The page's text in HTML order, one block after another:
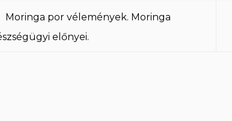
Moringa por vélemények. Moringa
előnyei.